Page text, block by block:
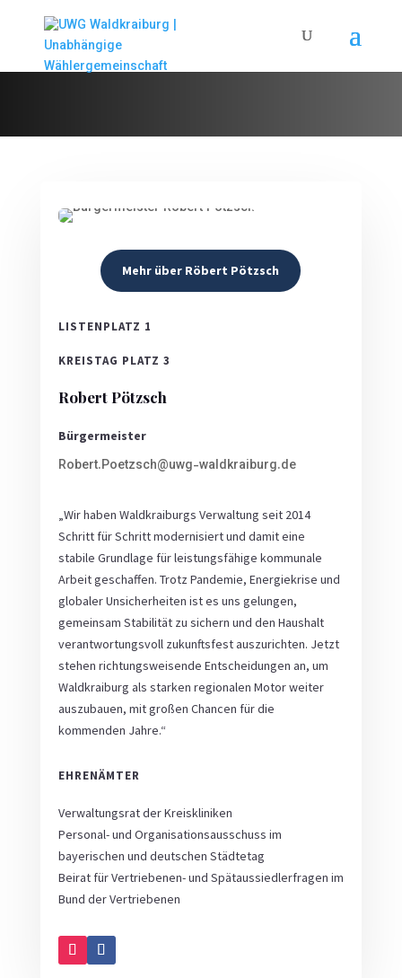
Mehr über Röbert Pötzsch
LISTENPLATZ 1
KREISTAG PLATZ 3
Robert Pötzsch
Bürgermeister
Robert.Poetzsch@uwg-waldkraiburg.de
„Wir haben Waldkraiburgs Verwaltung seit 2014
Schritt für Schritt modernisiert und damit eine
stabile Grundlage für leistungsfähige kommunale
Arbeit geschaffen. Trotz Pandemie, Energiekrise und
globaler Unsicherheiten ist es uns gelungen,
gemeinsam Stabilität zu sichern und den Haushalt
verantwortungsvoll zukunftsfest auszurichten. Jetzt
stehen richtungsweisende Entscheidungen an, um
Waldkraiburg als starken regionalen Motor weiter
auszubauen, mit großen Chancen für die
kommenden Jahre.“
EHRENÄMTER
Verwaltungsrat der Kreiskliniken
Personal- und Organisationsausschuss im
bayerischen und deutschen Städtetag
Beirat für Vertriebenen- und Spätaussiedlerfragen im
Bund der Vertriebenen